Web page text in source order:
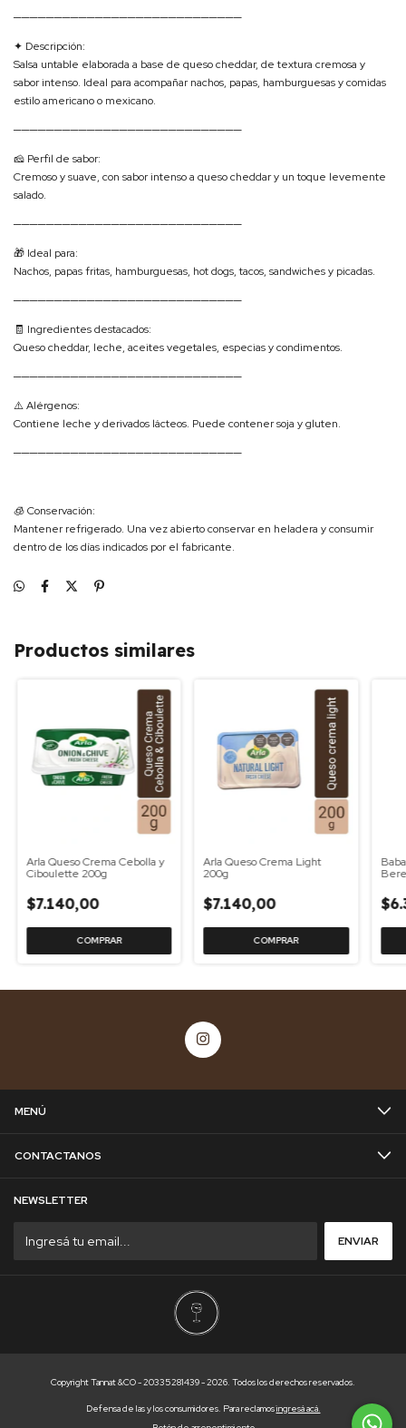
────────────────────────────
✦ Descripción:
Salsa untable elaborada a base de queso cheddar, de textura cremosa y
sabor intenso. Ideal para acompañar nachos, papas, hamburguesas y comidas
estilo americano o mexicano.
────────────────────────────
🧀 Perfil de sabor:
Cremoso y suave, con sabor intenso a queso cheddar y un toque levemente
salado.
────────────────────────────
🎁 Ideal para:
Nachos, papas fritas, hamburguesas, hot dogs, tacos, sandwiches y picadas.
────────────────────────────
🧾 Ingredientes destacados:
Queso cheddar, leche, aceites vegetales, especias y condimentos.
────────────────────────────
⚠️ Alérgenos:
Contiene leche y derivados lácteos. Puede contener soja y gluten.
────────────────────────────
🧊 Conservación:
Mantener refrigerado. Una vez abierto conservar en heladera y consumir
dentro de los días indicados por el fabricante.
Productos similares
Arla Queso Crema Cebolla y
Ciboulette 200g
$7.140,00
Arla Queso Crema Light
200g
$7.140,00
MENÚ
CONTACTANOS
NEWSLETTER
Copyright Tannat &CO - 20335281439 - 2026. Todos los derechos reservados.
Defensa de las y los consumidores. Para reclamosingresá acá.